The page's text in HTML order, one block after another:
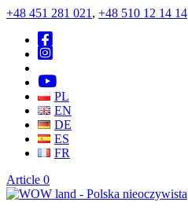
+48 451 281 021 , +48 510 12 14 14
PL
EN
DE
ES
FR
Article 0